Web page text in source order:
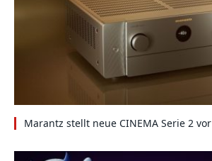
Marantz stellt neue CINEMA Serie 2 vor